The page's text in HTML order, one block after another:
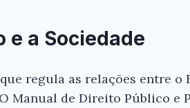
e a Sociedade
regula as relações entre o
Manual de Direito Público e